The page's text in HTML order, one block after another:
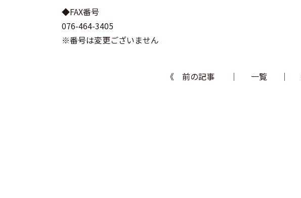
◆FAX番号
076-464-3405
※番号は変更ございません
《 前の記事 ｜ 一覧 ｜